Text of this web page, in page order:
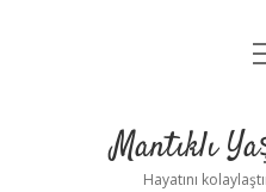
Mantıklı
Hayatını